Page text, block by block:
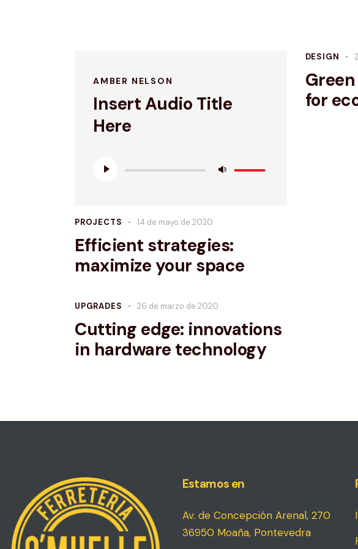
AMBER NELSON
Insert Audio Title
Here
de
para
el
volumen.
PROJECTS 14 de mayo de 2020
Efficient strategies:
maximize your space
DESIGN
for
UPGRADES 26 de marzo de 2020
Cutting edge: innovations
in hardware technology
Estamos en
Av. de Concepción Arenal, 270
36950 Moaña, Pontevedra